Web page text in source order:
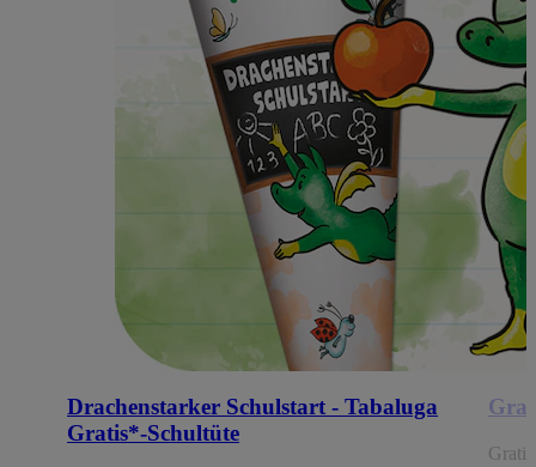
Drachenstarker Schulstart - Tabaluga
Gratis*-Schultüte